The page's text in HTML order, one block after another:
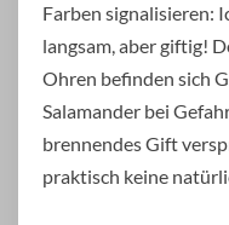
Farben signalisieren:
langsam, aber giftig!
Ohren befinden sich
Salamander bei
brennendes Gift
praktisch keine